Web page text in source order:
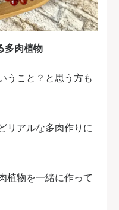
多肉植物
うこと？と思う方も
リアルな多肉作りに
植物を一緒に作って